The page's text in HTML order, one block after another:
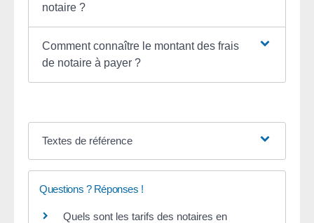
notaire ?
Comment connaître le montant des frais
de notaire à payer ?
Textes de référence
Questions ? Réponses !
Quels sont les tarifs des notaires en